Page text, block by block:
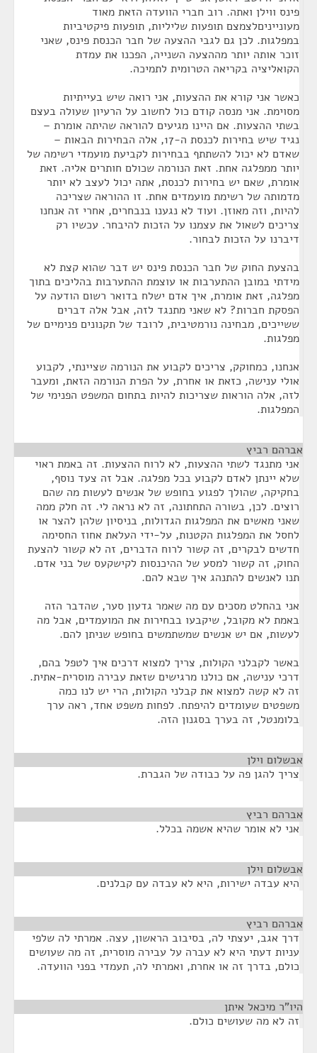
פינס ווילן ואתה. רוב חברי הוועדה הזאת מאוד
מעונייניםלצמצם תופעות שליליות, תופעות פיקטיביות
במפלגות. לכן גם לגבי ההצעה של חבר הכנסת פינס, שאני
זוכר אותה יותר מההצעה השנייה, הפכנו את עמדת
הקואליציה בקריאה הטרומית לתמיכה.
כאשר אני קורא את ההצעות, אני רואה שיש בעייתיות
מסוימת. אני מנסה קודם כול לחשוב על הרעיון שעולה בעצם
בשתי ההצעות. אם היינו מגיעים להוראה שהיתה אומרת –
נגיד שיש בחירות לכנסת ה-17, אלה הבחירות הבאות –
שאדם לא יכול להשתתף בבחירות לקביעת מועמדי רשימה של
יותר ממפלגה אחת. זאת הנורמה שכולם חותרים אליה. זאת
אומרת, שאם יש בחירות לכנסת, אתה יכול לעצב לא יותר
מדמותה של רשימת מועמדים אחת. זו ההוראה שצריכה
להיות, וזה מאוזן. ועוד לא נגענו בנבחרים, אחרי זה אנחנו
צריכים לשאול את עצמנו על הזכות להיבחר. עכשיו רק
דיברנו על הזכות לבחור.
בהצעת החוק של חבר הכנסת פינס יש דבר שהוא קצת לא
מידתי במובן ההתערבות או עוצמת ההתערבות בהליכים בתוך
מפלגה, זאת אומרת, איך אדם ישלח בדואר רשום הודעה על
הפסקת חברות? לא שאני מתנגד לזה, אבל אלה דברים
ששייכים, מבחינה נורמטיבית, לרובד של תקנונים פנימיים של
מפלגות.
אנחנו, כמחוקק, צריכים לקבוע את הנורמה שציינתי, לקבוע
אולי ענישה, כזאת או אחרת, על הפרת הנורמה הזאת, ומעבר
לזה, אלה הוראות שצריכות להיות בתחום המשפט הפנימי של
המפלגות.
אברהם רביץ
אני מתנגד לשתי ההצעות, לא לרוח ההצעות. זה באמת ראוי
שלא יינתן לאדם לקבוע בכל מפלגה. אבל זה צעד נוסף,
בחקיקה, שהולך לפגוע בחופש של אנשים לעשות מה שהם
רוצים. לכן, בשורה התחתונה, זה לא נראה לי. זה חלק ממה
שאני מאשים את המפלגות הגדולות, בניסיון שלהן להצר או
לחסל את המפלגות הקטנות, על-ידי העלאת אחוז החסימה
חדשים לבקרים, זה קשור לרוח הדברים, זה לא קשור להצעת
החוק, זה קשור למסע של ההיכנסות לקישקעס של בני אדם.
תנו לאנשים להתנהג איך שבא להם.
אני בהחלט מסכים עם מה שאמר גדעון סער, שהדבר הזה
באמת לא מקובל, שיקבעו בבחירות את המועמדים, אבל מה
לעשות, אם יש אנשים שמשתמשים בחופש שניתן להם.
באשר לקבלני הקולות, צריך למצוא דרכים איך לטפל בהם,
דרכי ענישה, אם כולנו מרגישים שזאת עבירה מוסרית-אתית.
זה לא קשה למצוא את קבלני הקולות, הרי יש לנו כמה
משפטים שעומדים להיפתח. לפחות משפט אחד, ראה ערך
בלומנטל, זה בערך בסגנון הזה.
אבשלום וילן
צריך להגן פה על כבודה של הגברת.
אברהם רביץ
אני לא אומר שהיא אשמה בכלל.
אבשלום וילן
היא עבדה ישירות, היא לא עבדה עם קבלנים.
אברהם רביץ
דרך אגב, יעצתי לה, בסיבוב הראשון, עצה. אמרתי לה שלפי
עניות דעתי היא לא עברה על עבירה מוסרית, זה מה שעושים
כולם, בדרך זה או אחרת, ואמרתי לה, תעמדי בפני הוועדה.
היו"ר מיכאל איתן
זה לא מה שעושים כולם.